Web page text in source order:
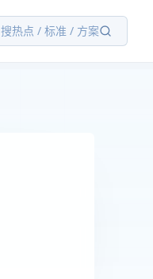
搜热点 / 标准 / 方案